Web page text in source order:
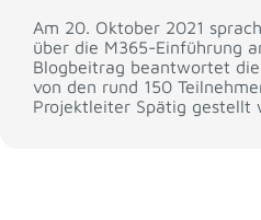
Am 20. Oktober 2021
über die M365-Einführung
Blogbeitrag beantwortet
von den rund 150
Projektleiter Spätig gestellt